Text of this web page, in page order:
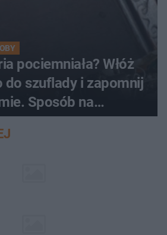
pociemniała? Włóż
do szuflady i zapomnij
Sposób na